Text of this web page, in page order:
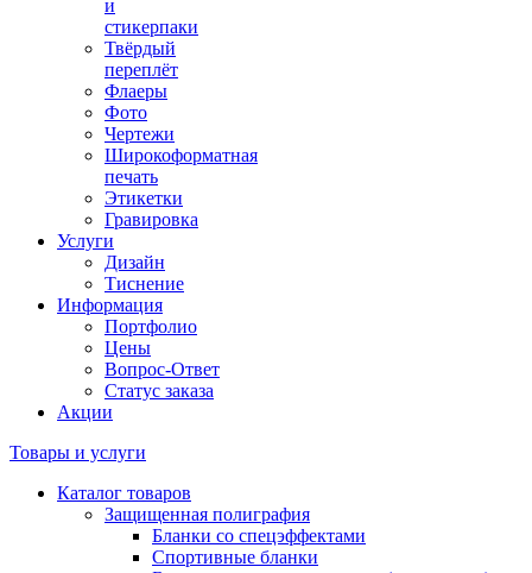
и
стикерпаки
Твёрдый
переплёт
Флаеры
Фото
Чертежи
Широкоформатная
печать
Этикетки
Гравировка
Услуги
Дизайн
Тиснение
Информация
Портфолио
Цены
Вопрос-Ответ
Статус заказа
Акции
Товары и услуги
Каталог товаров
Защищенная полиграфия
Бланки со спецэффектами
Спортивные бланки